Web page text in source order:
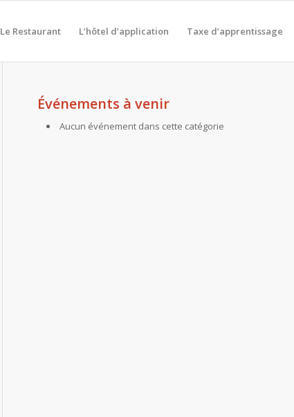
Le Restaurant L’hôtel d’application Taxe d’apprentissage
Événements à venir
Aucun événement dans cette catégorie